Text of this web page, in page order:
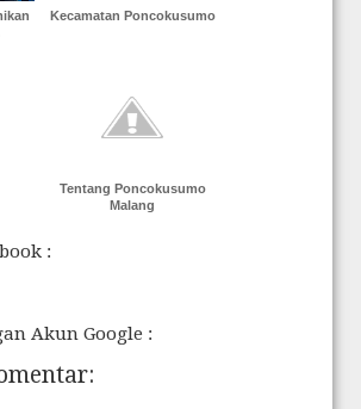
Kecamatan Poncokusumo
Tentang Poncokusumo
Malang
:
Akun Google :